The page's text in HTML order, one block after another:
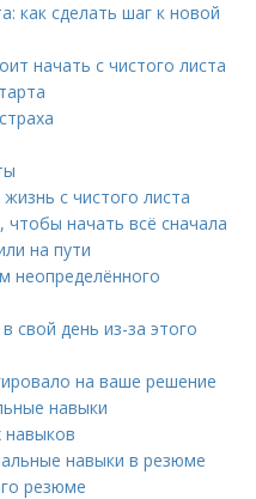
как сделать шаг к новой
начать с чистого листа
с чистого листа
чтобы начать всё сначала
на пути
неопределённого
свой день из-за этого
на ваше решение
навыки
навыков
навыки в резюме
резюме